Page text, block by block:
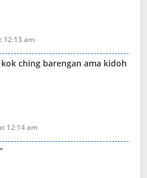
12:13 am
ching barengan ama kidoh
12:14 am